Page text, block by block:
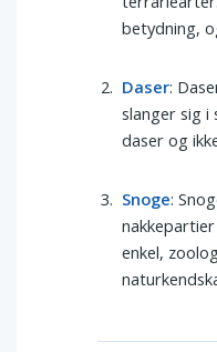
betydning,
Daser:
slanger sig i
daser og
Snoge:
enkel,